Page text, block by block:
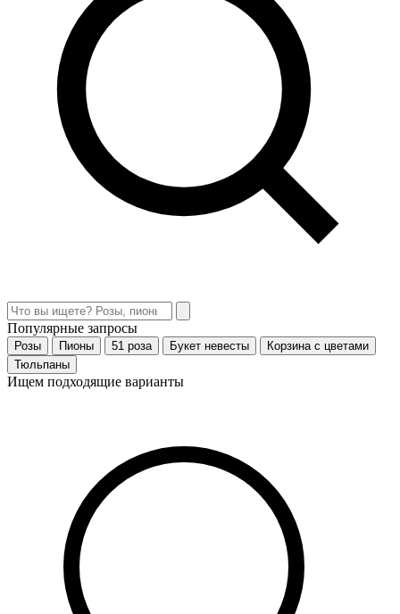
Популярные запросы
Розы Пионы 51 роза Букет невесты
Корзина с цветами
Тюльпаны
Ищем подходящие варианты